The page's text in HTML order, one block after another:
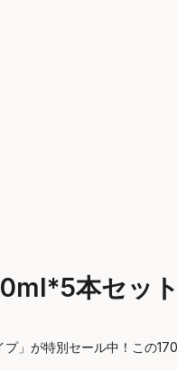
本セット
」が特別セール中！この